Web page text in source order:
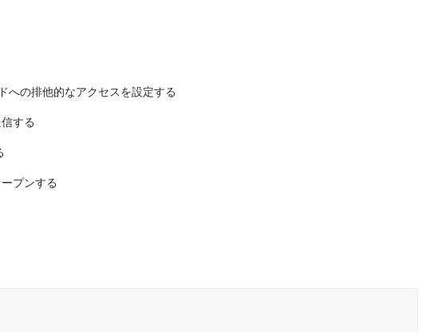
への排他的なアクセスを設定する
する
プンする